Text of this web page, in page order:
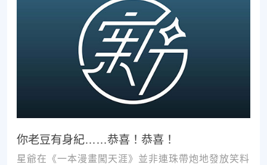
你老豆有身紀……恭喜！恭喜！
星爺在《一本漫畫闖天涯》並非連珠帶炮地發放笑料